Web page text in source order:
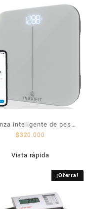
inteligente de peso
e IMC: I-SS001
$320.000
Vista rápida
¡Oferta!